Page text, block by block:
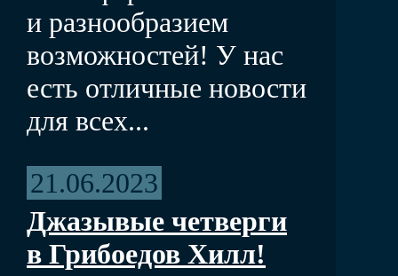
и разнообразием
возможностей! У нас
есть отличные новости
для всех...
21.06.2023
Джазывые четверги
в Грибоедов Хилл!